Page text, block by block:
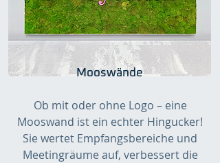
Mooswände
Ob mit oder ohne Logo – eine
Mooswand ist ein echter Hingucker!
Sie wertet Empfangsbereiche und
Meetingräume auf, verbessert die